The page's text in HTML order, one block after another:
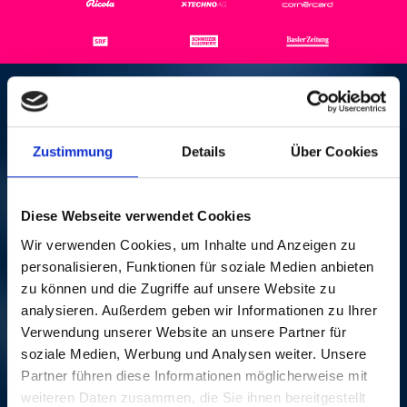
Zustimmung Details Über Cookies
Diese Webseite verwendet Cookies
Wir verwenden Cookies, um Inhalte und Anzeigen zu
personalisieren, Funktionen für soziale Medien anbieten
zu können und die Zugriffe auf unsere Website zu
analysieren. Außerdem geben wir Informationen zu Ihrer
Verwendung unserer Website an unsere Partner für
soziale Medien, Werbung und Analysen weiter. Unsere
Partner führen diese Informationen möglicherweise mit
weiteren Daten zusammen, die Sie ihnen bereitgestellt
THE TEMPTATIONS
REVUE
VEN, 02 NOV 2001,
21H45 | OPENING
NIGHT
Festsaal Messe Basel
Motown reste à ce jour le plus connu des labels états-
uniens dirigés par des afro-américains. Beaucoup des
grands musiciens blacks des années soixante ont